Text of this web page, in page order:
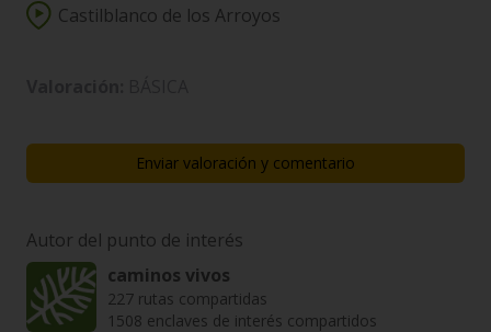
Castilblanco de los Arroyos
Enviar valoración y comentario
Autor del punto de interés
caminos vivos
227 rutas compartidas
1508 enclaves de interés compartidos